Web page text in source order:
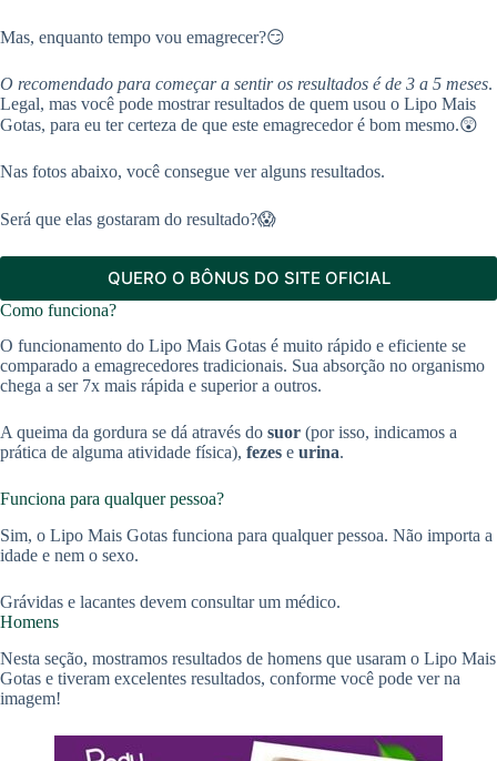
Mas, enquanto tempo vou emagrecer?😏
O recomendado para começar a sentir os resultados é de 3 a 5 meses.
Legal, mas você pode mostrar resultados de quem usou o Lipo Mais
Gotas, para eu ter certeza de que este emagrecedor é bom mesmo.😲
Nas fotos abaixo, você consegue ver alguns resultados.
Será que elas gostaram do resultado?😱
QUERO O BÔNUS DO SITE OFICIAL
Como funciona?
O funcionamento do Lipo Mais Gotas é muito rápido e eficiente se
comparado a emagrecedores tradicionais. Sua absorção no organismo
chega a ser 7x mais rápida e superior a outros.
A queima da gordura se dá através do suor (por isso, indicamos a
prática de alguma atividade física), fezes e urina.
Funciona para qualquer pessoa?
Sim, o Lipo Mais Gotas funciona para qualquer pessoa. Não importa a
idade e nem o sexo.
Grávidas e lacantes devem consultar um médico.
Homens
Nesta seção, mostramos resultados de homens que usaram o Lipo Mais
Gotas e tiveram excelentes resultados, conforme você pode ver na
imagem!